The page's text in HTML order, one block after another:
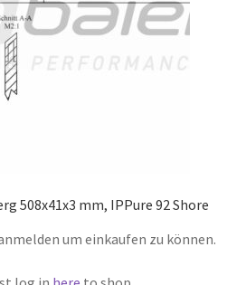
508x41x3 mm, IPPure 92 Shore
um einkaufen zu können.